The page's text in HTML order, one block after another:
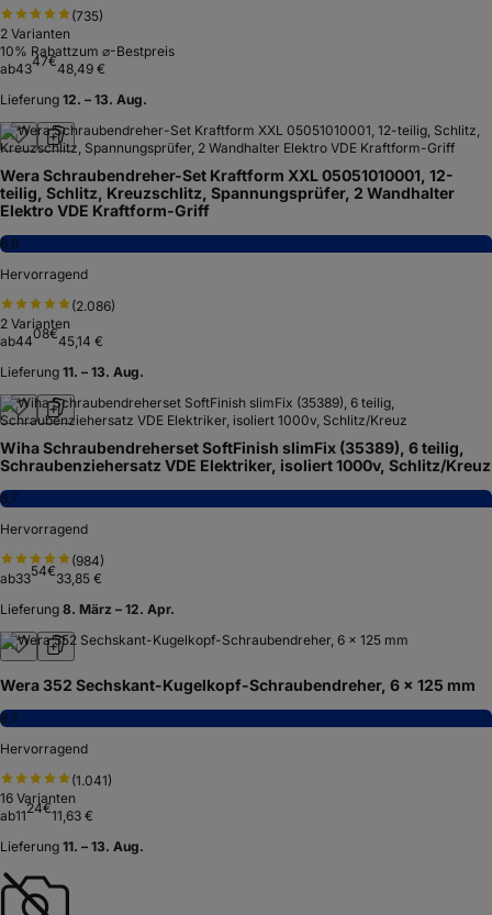
(735)
2 Varianten
10% Rabattzum ⌀-Bestpreis
ab4347€48,49 €
Lieferung 12. – 13. Aug.
Wera Schraubendreher-Set Kraftform XXL 05051010001, 12-
teilig, Schlitz, Kreuzschlitz, Spannungsprüfer, 2 Wandhalter
Elektro VDE Kraftform-Griff
8,8
Hervorragend
(2.086)
2 Varianten
ab4408€45,14 €
Lieferung 11. – 13. Aug.
Wiha Schraubendreherset SoftFinish slimFix (35389), 6 teilig,
Schraubenziehersatz VDE Elektriker, isoliert 1000v, Schlitz/Kreuz
8,7
Hervorragend
(984)
ab3354€33,85 €
Lieferung 8. März – 12. Apr.
Wera 352 Sechskant-Kugelkopf-Schraubendreher, 6 x 125 mm
8,7
Hervorragend
(1.041)
16 Varianten
ab1124€11,63 €
Lieferung 11. – 13. Aug.